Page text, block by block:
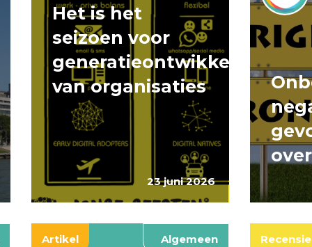
23 juni 2026
Het is het
seizoen voor
generatieontwikkeling
van organisaties
Artikel Algemeen Recensie